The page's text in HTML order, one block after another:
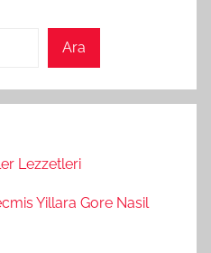
Ara
Lezzetleri
Yillara Gore Nasil